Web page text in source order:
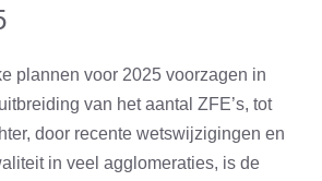
plannen voor 2025 voorzagen in
van het aantal ZFE’s, tot
door recente wetswijzigingen en
in veel agglomeraties, is de